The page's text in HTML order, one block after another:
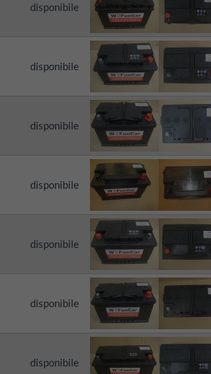
disponibile
disponibile
disponibile
disponibile
disponibile
disponibile
disponibile